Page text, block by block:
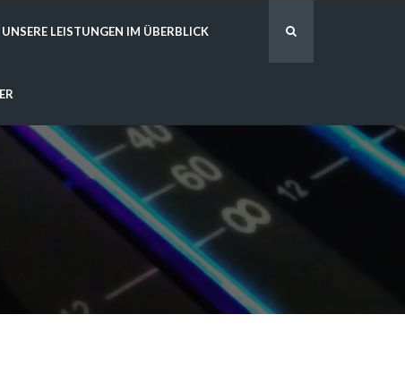
UNSERE LEISTUNGEN IM ÜBERBLICK